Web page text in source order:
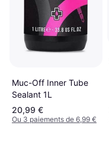
Muc-Off Inner Tube
Sealant 1L
20,99 €
Ou 3 paiements de 6,99 €